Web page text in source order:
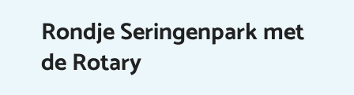
Rondje Seringenpark met
de Rotary